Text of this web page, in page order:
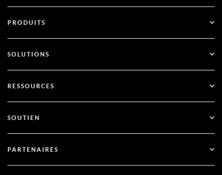
PRODUITS
SecurID
SOLUTIONS
Authentification multifactorielle
Services financiers
RESSOURCES
Blog
SOUTIEN
Soutien à la clientèle
PARTENAIRES